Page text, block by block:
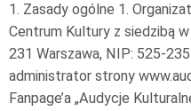
1. Zasady ogólne 1.
Centrum Kultury z siedzibą
231 Warszawa, NIP: 525-
administrator strony
Fanpage’a „Audycje